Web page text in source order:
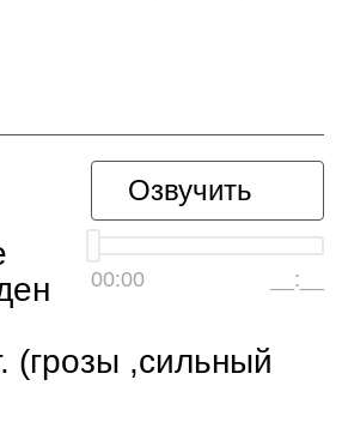
Озвучить
00:00 __:__
(грозы ,сильный